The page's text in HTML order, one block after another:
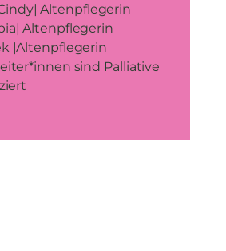
Altenpflegerin
Altenpflegerin
|Altenpflegerin
sind Palliative